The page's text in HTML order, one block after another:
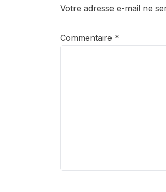
Votre adresse e-mail ne
Commentaire *